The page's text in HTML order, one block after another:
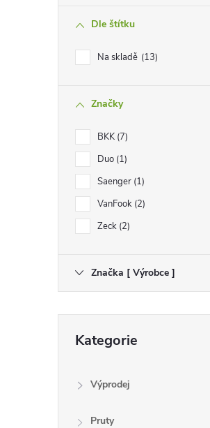
e
l
Dle štítku
Na skladě 13
Značky
BKK 7
Duo 1
Saenger 1
VanFook 2
Zeck 2
Značka [ Výrobce ]
kategorie
Kategorie
Výprodej
Pruty